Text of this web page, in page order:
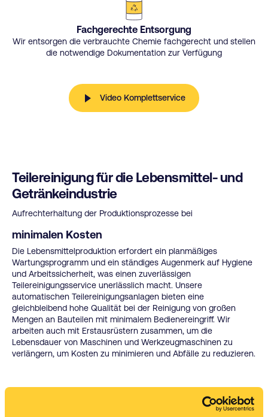
Fachgerechte Entsorgung
Wir entsorgen die verbrauchte Chemie fachgerecht und stellen
die notwendige Dokumentation zur Verfügung
Video Komplettservice
Teilereinigung für die Lebensmittel- und
Getränkeindustrie
Aufrechterhaltung der Produktionsprozesse bei
minimalen Kosten
Die Lebensmittelproduktion erfordert ein planmäßiges
Wartungsprogramm und ein ständiges Augenmerk auf Hygiene
und Arbeitssicherheit, was einen zuverlässigen
Teilereinigungsservice unerlässlich macht. Unsere
automatischen Teilereinigungsanlagen bieten eine
gleichbleibend hohe Qualität bei der Reinigung von großen
Mengen an Bauteilen mit minimalem Bedienereingriff. Wir
arbeiten auch mit Erstausrüstern zusammen, um die
Lebensdauer von Maschinen und Werkzeugmaschinen zu
verlängern, um Kosten zu minimieren und Abfälle zu reduzieren.